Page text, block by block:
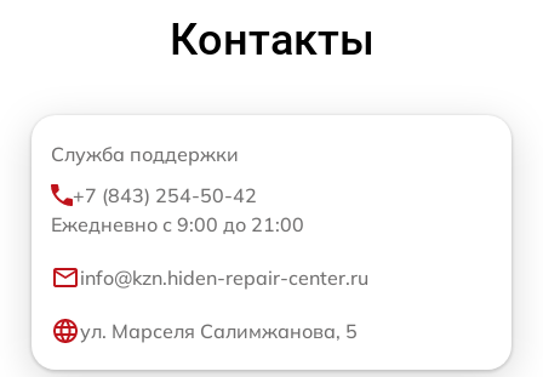
Контакты
Служба поддержки
+7 (843) 254-50-42
Ежедневно с 9:00 до 21:00
info@kzn.hiden-repair-center.ru
ул. Марселя Салимжанова, 5